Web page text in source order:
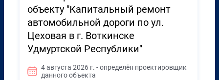
объекту "Капитальный ремонт
автомобильной дороги по ул.
Цеховая в г. Воткинске
Удмуртской Республики"
4 августа 2026 г. - определён проектировщик
данного объекта